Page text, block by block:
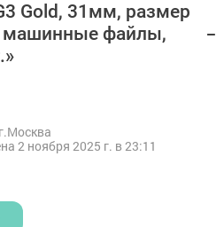
Gold, 31мм, размер
машинные файлы,
2 ноября 2025 г. в 23:11